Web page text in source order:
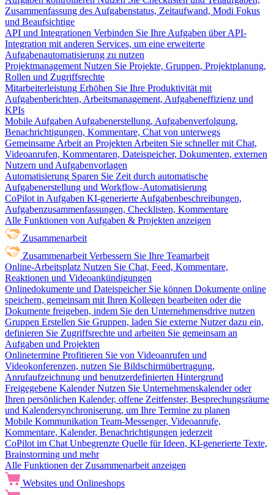
Zusammenfassung des Aufgabenstatus, Zeitaufwand, Modi Fokus
und Beaufsichtige
API und Integrationen Verbinden Sie Ihre Aufgaben über API-
Integration mit anderen Services, um eine erweiterte
Aufgabenautomatisierung zu nutzen
Projektmanagement Nutzen Sie Projekte, Gruppen, Projektplanung,
Rollen und Zugriffsrechte
Mitarbeiterleistung Erhöhen Sie Ihre Produktivität mit
Aufgabenberichten, Arbeitsmanagement, Aufgabeneffizienz und
KPIs
Mobile Aufgaben Aufgabenerstellung, Aufgabenverfolgung,
Benachrichtigungen, Kommentare, Chat von unterwegs
Gemeinsame Arbeit an Projekten Arbeiten Sie schneller mit Chat,
Videoanrufen, Kommentaren, Dateispeicher, Dokumenten, externen
Nutzern und Aufgabenvorlagen
Automatisierung Sparen Sie Zeit durch automatische
Aufgabenerstellung und Workflow-Automatisierung
CoPilot in Aufgaben KI-generierte Aufgabenbeschreibungen,
Aufgabenzusammenfassungen, Checklisten, Kommentare
Alle Funktionen von Aufgaben & Projekten anzeigen
Zusammenarbeit
Zusammenarbeit Verbessern Sie Ihre Teamarbeit
Online-Arbeitsplatz Nutzen Sie Chat, Feed, Kommentare,
Reaktionen und Videoankündigungen
Onlinedokumente und Dateispeicher Sie können Dokumente online
speichern, gemeinsam mit Ihren Kollegen bearbeiten oder die
Dokumente freigeben, indem Sie den Unternehmensdrive nutzen
Gruppen Erstellen Sie Gruppen, laden Sie externe Nutzer dazu ein,
definieren Sie Zugriffsrechte und arbeiten Sie gemeinsam an
Aufgaben und Projekten
Onlinetermine Profitieren Sie von Videoanrufen und
Videokonferenzen, nutzen Sie Bildschirmübertragung,
Anrufaufzeichnung und benutzerdefinierten Hintergrund
Freigegebene Kalender Nutzen Sie Unternehmenskalender oder
Ihren persönlichen Kalender, offene Zeitfenster, Besprechungsräume
und Kalendersynchroniserung, um Ihre Termine zu planen
Mobile Kommunikation Team-Messenger, Videoanrufe,
Kommentare, Kalender, Benachrichtigungen jederzeit
CoPilot im Chat Unbegrenzte Quelle für Ideen, KI-generierte Texte,
Brainstorming und mehr
Alle Funktionen der Zusammenarbeit anzeigen
Websites und Onlineshops